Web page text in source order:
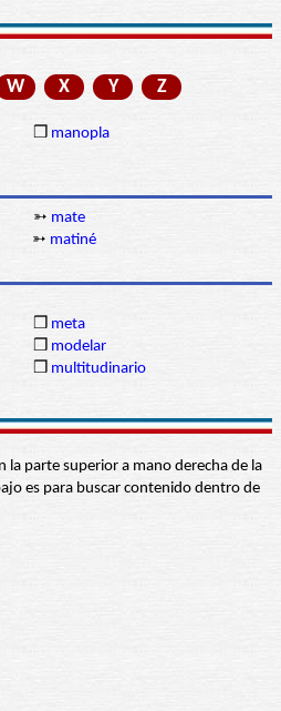
W X Y Z
❒ manopla
➳ mate
➳ matiné
❒ meta
❒ modelar
❒ multitudinario
la parte superior a mano derecha de la
es para buscar contenido dentro de